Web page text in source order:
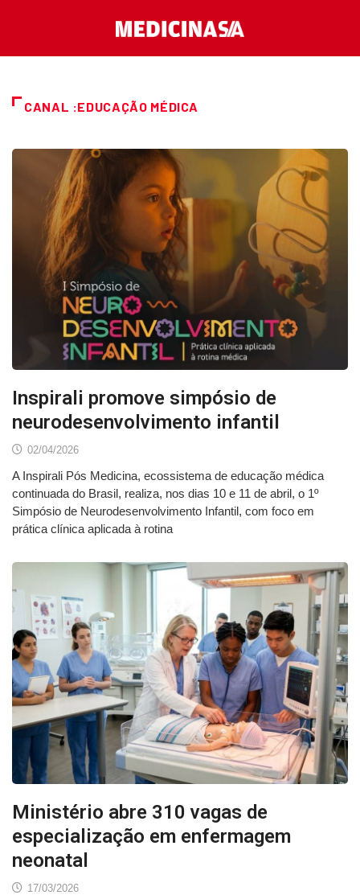
CANAL :EDUCAÇÃO MÉDICA
Inspirali promove simpósio de
neurodesenvolvimento infantil
02/04/2026
A Inspirali Pós Medicina, ecossistema de educação médica
continuada do Brasil, realiza, nos dias 10 e 11 de abril, o 1º
Simpósio de Neurodesenvolvimento Infantil, com foco em
prática clínica aplicada à rotina
Ministério abre 310 vagas de
especialização em enfermagem
neonatal
17/03/2026